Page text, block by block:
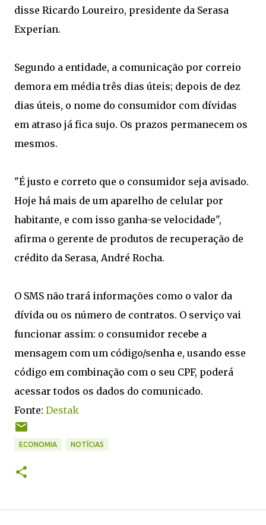
disse Ricardo Loureiro, presidente da Serasa
Experian.
Segundo a entidade, a comunicação por correio
demora em média três dias úteis; depois de dez
dias úteis, o nome do consumidor com dívidas
em atraso já fica sujo. Os prazos permanecem os
mesmos.
"É justo e correto que o consumidor seja avisado.
Hoje há mais de um aparelho de celular por
habitante, e com isso ganha-se velocidade",
afirma o gerente de produtos de recuperação de
crédito da Serasa, André Rocha.
O SMS não trará informações como o valor da
dívida ou os número de contratos. O serviço vai
funcionar assim: o consumidor recebe a
mensagem com um código/senha e, usando esse
código em combinação com o seu CPF, poderá
acessar todos os dados do comunicado.
Fonte: Destak
ECONOMIA NOTÍCIAS